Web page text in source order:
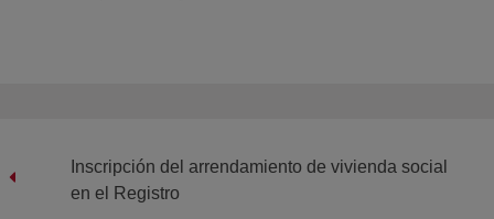
Inscripción del arrendamiento de vivienda social
en el Registro